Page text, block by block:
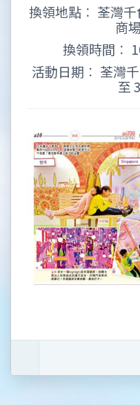
換領地點︰ 荃灣
商
換領時間︰
活動日期︰ 荃灣
至